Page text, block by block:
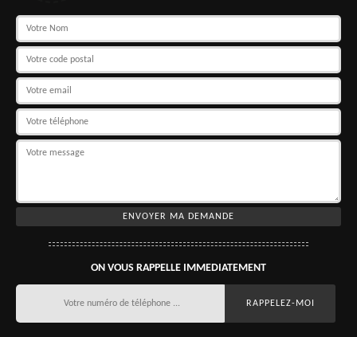
ON VOUS RAPPELLE IMMEDIATEMENT